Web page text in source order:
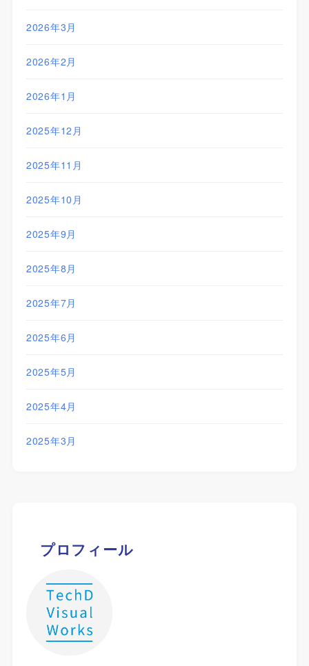
2026年3月
2026年2月
2026年1月
2025年12月
2025年11月
2025年10月
2025年9月
2025年8月
2025年7月
2025年6月
2025年5月
2025年4月
2025年3月
プロフィール